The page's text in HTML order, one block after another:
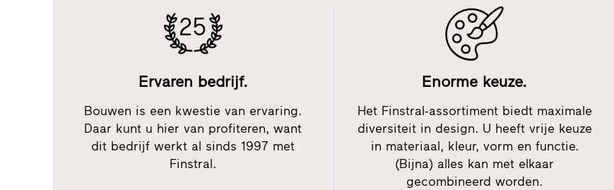
25
Ervaren bedrijf.
Bouwen is een kwestie van ervaring.
Daar kunt u hier van profiteren, want
dit bedrijf werkt al sinds 1997 met
Finstral.
Enorme keuze.
Het Finstral-assortiment biedt maximale
diversiteit in design. U heeft vrije keuze
in materiaal, kleur, vorm en functie.
(Bijna) alles kan met elkaar
gecombineerd worden.